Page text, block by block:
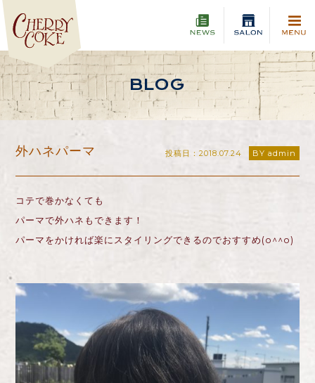
BLOG
外ハネパーマ 投稿日：2018.07.24 BY admin
コテで巻かなくても
パーマで外ハネもできます！
パーマをかければ楽にスタイリングできるのでおすすめ(o^^o)